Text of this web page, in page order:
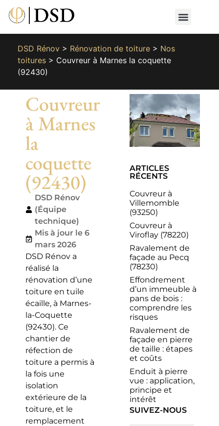
DSD Rénov> Rénovation de toiture> Nos
toitures> Couvreur à Marnes la coquette
(92430)
Couvreur
à Marnes
la
coquette
(92430)
DSD Rénov
(Équipe
technique)
Mis à jour le 6
mars 2026
DSD Rénov a
réalisé la
rénovation d’une
toiture en tuile
écaille, à Marnes-
la-Coquette
(92430). Ce
chantier de
réfection de
toiture a permis à
la fois une
isolation
extérieure de la
toiture, et le
remplacement
ARTICLES
RÉCENTS
Couvreur à
Villemomble
(93250)
Couvreur à
Viroflay (78220)
Ravalement de
façade au Pecq
(78230)
Effondrement
d’un immeuble à
pans de bois :
comprendre les
risques
Ravalement de
façade en pierre
de taille : étapes
et coûts
Enduit à pierre
vue : application,
principe et
intérêt
SUIVEZ-NOUS